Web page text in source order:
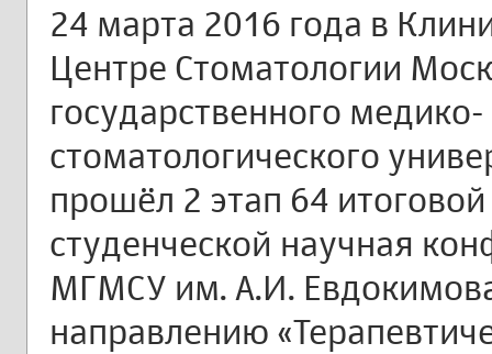
24 марта 2016 года в
Центре Стоматологии
государственного медико-
стоматологического
прошёл 2 этап 64 итоговой
студенческой научная
МГМСУ им. А.И.
направлению